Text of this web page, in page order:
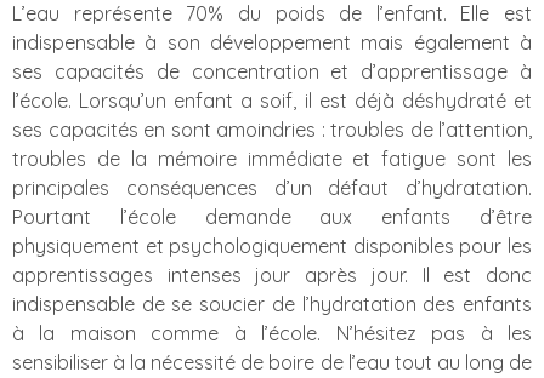
L’eau représente 70% du poids de l’enfant. Elle est
indispensable à son développement mais également à
ses capacités de concentration et d’apprentissage à
l’école. Lorsqu’un enfant a soif, il est déjà déshydraté et
ses capacités en sont amoindries : troubles de l’attention,
troubles de la mémoire immédiate et fatigue sont les
principales conséquences d’un défaut d’hydratation.
Pourtant l’école demande aux enfants d’être
physiquement et psychologiquement disponibles pour les
apprentissages intenses jour après jour. Il est donc
indispensable de se soucier de l’hydratation des enfants
à la maison comme à l’école. N’hésitez pas à les
sensibiliser à la nécessité de boire de l’eau tout au long de